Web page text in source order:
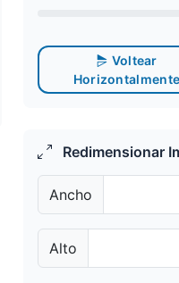
Voltear
Horizontalmente
Redimensionar
Ancho
Alto